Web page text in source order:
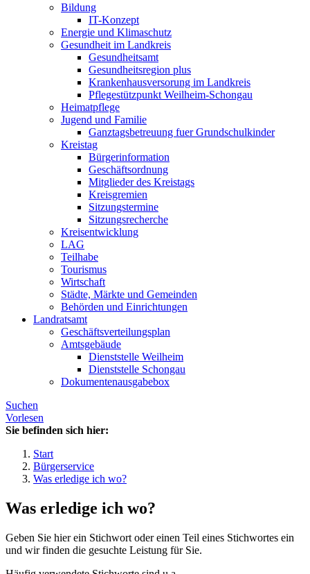
Bildung
IT-Konzept
Energie und Klimaschutz
Gesundheit im Landkreis
Gesundheitsamt
Gesundheitsregion plus
Krankenhausversorung im Landkreis
Pflegestützpunkt Weilheim-Schongau
Heimatpflege
Jugend und Familie
Ganztagsbetreuung fuer Grundschulkinder
Kreistag
Bürgerinformation
Geschäftsordnung
Mitglieder des Kreistags
Kreisgremien
Sitzungstermine
Sitzungsrecherche
Kreisentwicklung
LAG
Teilhabe
Tourismus
Wirtschaft
Städte, Märkte und Gemeinden
Behörden und Einrichtungen
Landratsamt
Geschäftsverteilungsplan
Amtsgebäude
Dienststelle Weilheim
Dienststelle Schongau
Dokumentenausgabebox
Suchen
Vorlesen
Sie befinden sich hier:
Start
Bürgerservice
Was erledige ich wo?
Was erledige ich wo?
Geben Sie hier ein Stichwort oder einen Teil eines Stichwortes ein
und wir finden die gesuchte Leistung für Sie.